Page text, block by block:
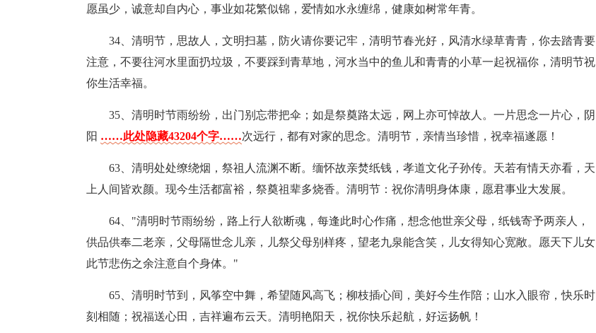
愿虽少，诚意却自内心，事业如花繁似锦，爱情如水永缠绵，健康如树常年青。
34、清明节，思故人，文明扫墓，防火请你要记牢，清明节春光好，风清水绿草青青，你去踏青要
注意，不要往河水里面扔垃圾，不要踩到青草地，河水当中的鱼儿和青青的小草一起祝福你，清明节祝
你生活幸福。
35、清明时节雨纷纷，出门别忘带把伞；如是祭奠路太远，网上亦可悼故人。一片思念一片心，阴
阳 ……此处隐藏43204个字……次远行，都有对家的思念。清明节，亲情当珍惜，祝幸福遂愿！
63、清明处处缭绕烟，祭祖人流渊不断。缅怀故亲焚纸钱，孝道文化子孙传。天若有情天亦看，天
上人间皆欢颜。现今生活都富裕，祭奠祖辈多烧香。清明节：祝你清明身体康，愿君事业大发展。
64、"清明时节雨纷纷，路上行人欲断魂，每逢此时心作痛，想念他世亲父母，纸钱寄予两亲人，
供品供奉二老亲，父母隔世念儿亲，儿祭父母别样疼，望老九泉能含笑，儿女得知心宽敞。愿天下儿女
此节悲伤之余注意自个身体。"
65、清明时节到，风筝空中舞，希望随风高飞；柳枝插心间，美好今生作陪；山水入眼帘，快乐时
刻相随；祝福送心田，吉祥遍布云天。清明艳阳天，祝你快乐起航，好运扬帆！